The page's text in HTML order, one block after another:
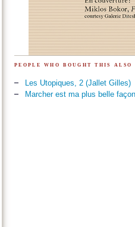
people who bought this also
Les Utopiques, 2 (Jallet Gilles)
Marcher est ma plus belle